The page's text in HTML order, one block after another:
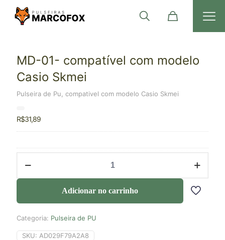
MD-01- compatível com modelo
Casio Skmei
Pulseira de Pu, compativel com modelo Casio Skmei
R$31,89
Adicionar no carrinho
Categoria: Pulseira de PU
SKU: AD029F79A2A8